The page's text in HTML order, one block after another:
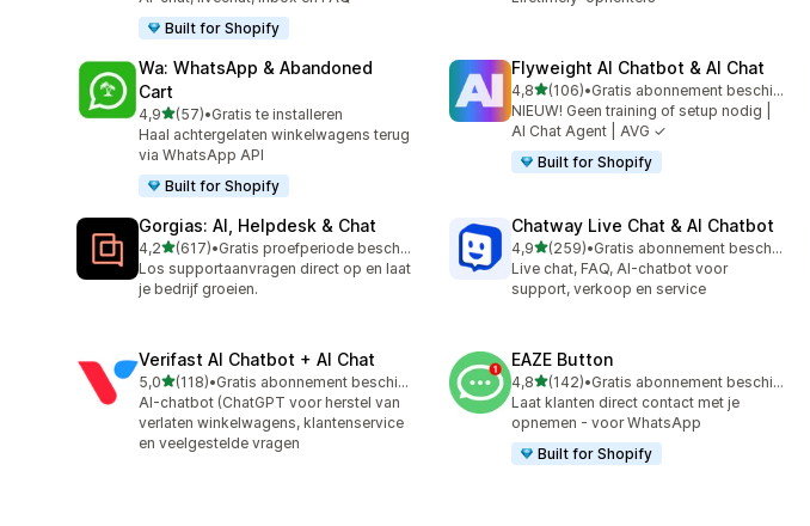
Built for Shopify
Wa: WhatsApp & Abandoned
Cart
4,9van 5 sterren
(57)
57 recensies in totaal
•Gratis te installeren
Haal achtergelaten winkelwagens terug
via WhatsApp API
Built for Shopify
Flyweight AI Chatbot & AI Chat
4,8van 5 sterren
(106)
106 recensies in totaal
•
Gratis abonnement beschikbaar
NIEUW! Geen training of setup nodig |
AI Chat Agent | AVG ✓
Built for Shopify
Gorgias: AI, Helpdesk & Chat
4,2van 5 sterren
(617)
617 recensies in totaal
•
Gratis proefperiode beschikbaar
Los supportaanvragen direct op en laat
je bedrijf groeien.
Chatway Live Chat & AI Chatbot
4,9van 5 sterren
(259)
259 recensies in totaal
•
Gratis abonnement beschikbaar
Live chat, FAQ, AI-chatbot voor
support, verkoop en service
Verifast AI Chatbot + AI Chat
5,0van 5 sterren
(118)
118 recensies in totaal
•
Gratis abonnement beschikbaar
AI-chatbot (ChatGPT voor herstel van
verlaten winkelwagens, klantenservice
en veelgestelde vragen
EAZE Button
4,8van 5 sterren
(142)
142 recensies in totaal
•
Gratis abonnement beschikbaar
Laat klanten direct contact met je
opnemen - voor WhatsApp
Built for Shopify